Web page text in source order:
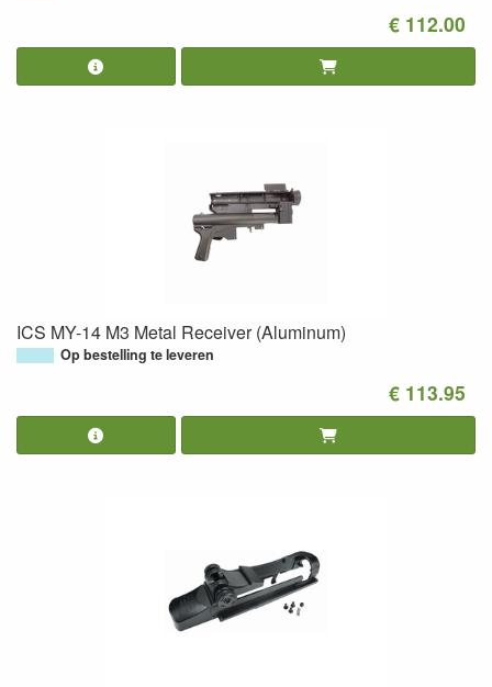
€ 112.00
ICS MY-14 M3 Metal Receiver (Aluminum)
Op bestelling te leveren
€ 113.95